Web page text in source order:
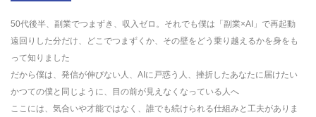
50代後半、副業でつまずき、収入ゼロ。それでも僕は「副業×AI」で再起動
遠回りした分だけ、どこでつまずくか、その壁をどう乗り越えるかを身をも
って知りました
だから僕は、発信が伸びない人、AIに戸惑う人、挫折したあなたに届けたい
かつての僕と同じように、目の前が見えなくなっている人へ
ここには、気合いや才能ではなく、誰でも続けられる仕組みと工夫がありま